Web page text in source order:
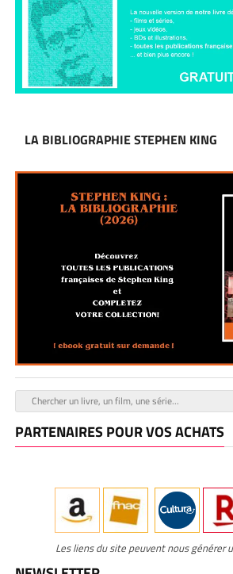
LA BIBLIOGRAPHIE STEPHEN KING
PARTENAIRES POUR VOS ACHATS
Les liens du site peuvent nous générer